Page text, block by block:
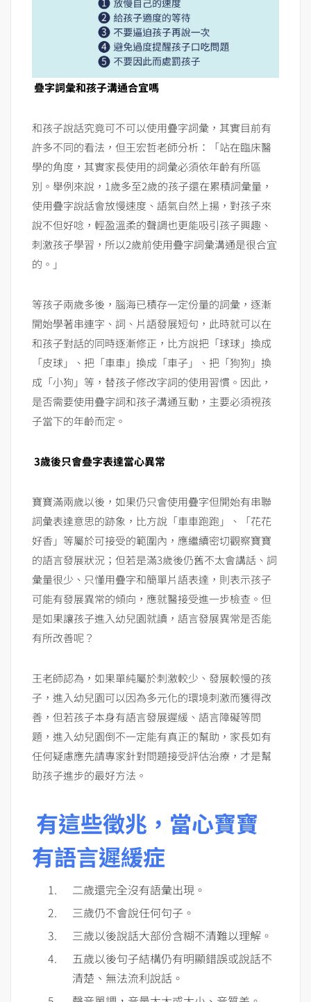
疊字詞彙和孩子溝通合宜嗎
和孩子說話究竟可不可以使用疊字詞彙，其實目前有
許多不同的看法，但王宏哲老師分析：「站在臨床醫
學的角度，其實家長使用的詞彙必須依年齡有所區
別。舉例來說，1歲多至2歲的孩子還在累積詞彙量，
使用疊字說話會放慢速度、語氣自然上揚，對孩子來
說不但好唸，輕盈溫柔的聲調也更能吸引孩子興趣、
刺激孩子學習，所以2歲前使用疊字詞彙溝通是很合宜
的。」
等孩子兩歲多後，腦海已積存一定份量的詞彙，逐漸
開始學著串連字、詞、片語發展短句，此時就可以在
和孩子對話的同時逐漸修正，比方說把「球球」換成
「皮球」、把「車車」換成「車子」、把「狗狗」換
成「小狗」等，替孩子修改字詞的使用習慣。因此，
是否需要使用疊字詞和孩子溝通互動，主要必須視孩
子當下的年齡而定。
3歲後只會疊字表達當心異常
寶寶滿兩歲以後，如果仍只會使用疊字但開始有串聯
詞彙表達意思的跡象，比方說「車車跑跑」、「花花
好香」等屬於可接受的範圍內，應繼續密切觀察寶寶
的語言發展狀況；但若是滿3歲後仍舊不太會講話、詞
彙量很少、只懂用疊字和簡單片語表達，則表示孩子
可能有發展異常的傾向，應就醫接受進一步檢查。但
是如果讓孩子進入幼兒園就讀，語言發展異常是否能
有所改善呢？
王老師認為，如果單純屬於刺激較少、發展較慢的孩
子，進入幼兒園可以因為多元化的環境刺激而獲得改
善，但若孩子本身有語言發展遲緩、語言障礙等問
題，進入幼兒園倒不一定能有真正的幫助，家長如有
任何疑慮應先請專家針對問題接受評估治療，才是幫
助孩子進步的最好方法。
有這些徵兆，當心寶寶
有語言遲緩症
二歲還完全沒有語彙出現。
三歲仍不會說任何句子。
三歲以後說話大部份含糊不清難以理解。
五歲以後句子結構仍有明顯錯誤或說話不
清楚、無法流利說話。